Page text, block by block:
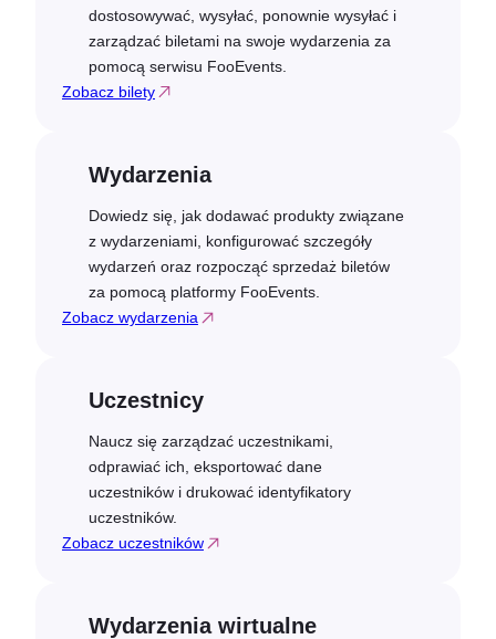
dostosowywać, wysyłać, ponownie wysyłać i
zarządzać biletami na swoje wydarzenia za
pomocą serwisu FooEvents.
Zobacz bilety
Wydarzenia
Dowiedz się, jak dodawać produkty związane
z wydarzeniami, konfigurować szczegóły
wydarzeń oraz rozpocząć sprzedaż biletów
za pomocą platformy FooEvents.
Zobacz wydarzenia
Uczestnicy
Naucz się zarządzać uczestnikami,
odprawiać ich, eksportować dane
uczestników i drukować identyfikatory
uczestników.
Zobacz uczestników
Wydarzenia wirtualne